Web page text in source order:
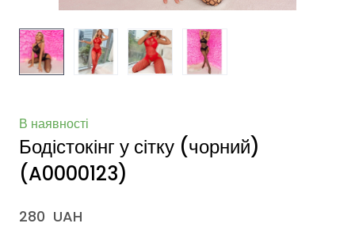
В наявності
Бодістокінг у сітку (чорний)
(A0000123)
280  UAH